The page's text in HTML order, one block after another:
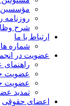
مؤسسین
روزنامه
شرح وظایف
ارتباط با ما
شماره
عضویت در انجمن
راهنمای
عضویت
عضویت
تمدید
اعضای حقوقی